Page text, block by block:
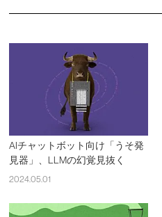
AIチャットボット向け「うそ発
見器」、LLMの幻覚見抜く
2024.05.01